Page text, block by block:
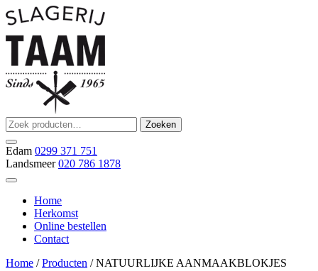
Ga
naar
de
inhoud
Slagerij Taam
slager
Zoeken
naar:
Zoeken
Edam 0299 371 751
Landsmeer 020 786 1878
Home
Herkomst
Online bestellen
Contact
Home /Producten / NATUURLIJKE AANMAAKBLOKJES